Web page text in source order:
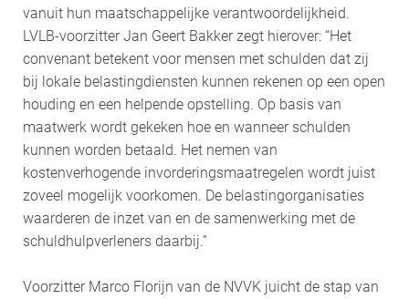
vanuit hun maatschappelijke verantwoordelijkheid.
LVLB-voorzitter Jan Geert Bakker zegt hierover: “Het
convenant betekent voor mensen met schulden dat zij
bij lokale belastingdiensten kunnen rekenen op een open
houding en een helpende opstelling. Op basis van
maatwerk wordt gekeken hoe en wanneer schulden
kunnen worden betaald. Het nemen van
kostenverhogende invorderingsmaatregelen wordt juist
zoveel mogelijk voorkomen. De belastingorganisaties
waarderen de inzet van en de samenwerking met de
schuldhulpverleners daarbij.”
Voorzitter Marco Florijn van de NVVK juicht de stap van